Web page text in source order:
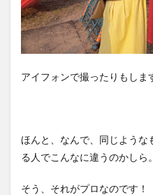
アイフォンで撮ったりもしま
ほんと、なんで、同じような
る人でこんなに違うのかしら。
そう、それがプロなのです！